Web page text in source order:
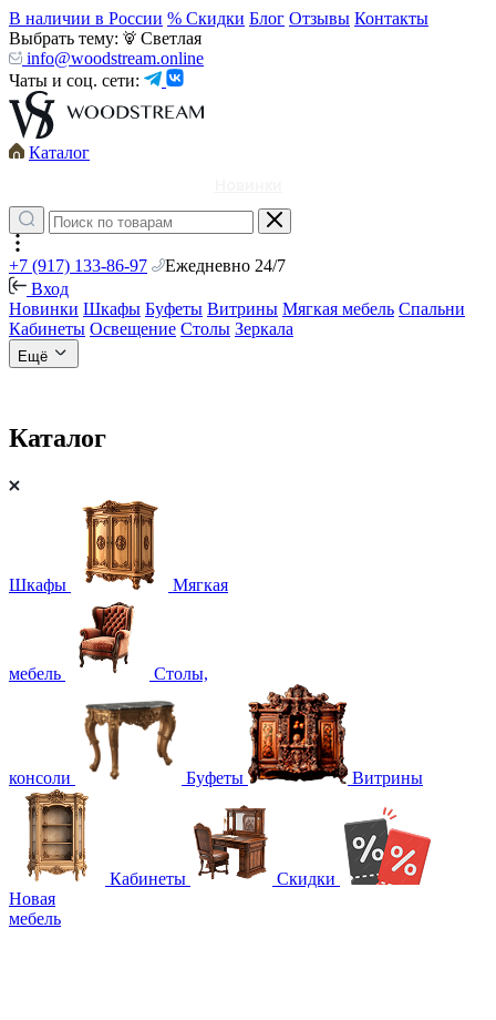
В наличии в России % Скидки Блог Отзывы Контакты
Выбрать тему:
Светлая
info@woodstream.online
Чаты и соц. сети:
Каталог
+7 (917) 133-86-97
Ежедневно 24/7
Вход
Новинки Шкафы Буфеты Витрины Мягкая мебель Спальни
Кабинеты Освещение Столы Зеркала
Ещё
Каталог
Шкафы Мягкая
мебель Столы,
консоли Буфеты Витрины
Кабинеты
Скидки
Новая
мебель